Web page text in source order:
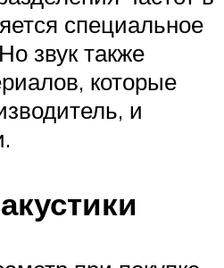
специальное
звук также
которые
и